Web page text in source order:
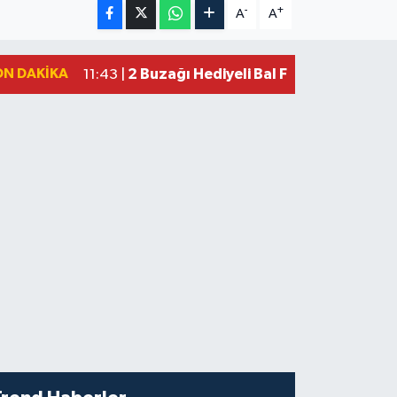
A- A+
DAKIKA 11:43 | 2 Buzağı Hediyeli Bal Festivalinde